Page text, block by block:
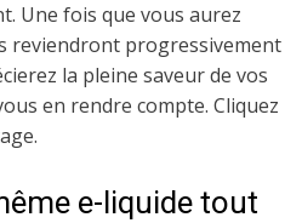
Une fois que vous aurez
reviendront progressivement
la pleine saveur de vos
en rendre compte. Cliquez
e-liquide tout